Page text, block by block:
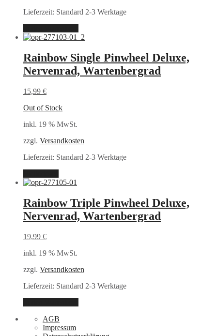
Lieferzeit: Standard 2-3 Werktage
Rainbow Single Pinwheel Deluxe,
Nervenrad, Wartenbergrad
15,99 €
Out of Stock
inkl. 19 % MwSt.
zzgl. Versandkosten
Lieferzeit: Standard 2-3 Werktage
Rainbow Triple Pinwheel Deluxe,
Nervenrad, Wartenbergrad
19,99 €
inkl. 19 % MwSt.
zzgl. Versandkosten
Lieferzeit: Standard 2-3 Werktage
AGB
Impressum